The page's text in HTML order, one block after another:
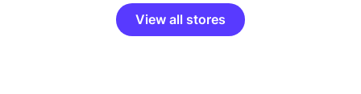
View all stores